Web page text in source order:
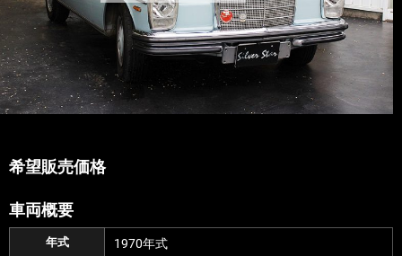
希望販売価格
車両概要
年式 1970年式